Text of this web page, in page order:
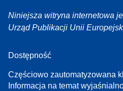
Niniejsza witryna internetowa
Urząd Publikacji Unii
Dostępność
Częściowo zautomatyzowana
Informacja na temat